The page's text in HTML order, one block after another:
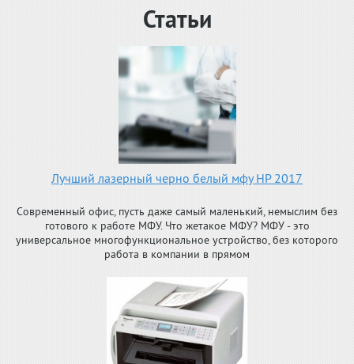
Статьи
Лучший лазерный черно белый мфу HP 2017
Современный офис, пусть даже самый маленький, немыслим без
готового к работе МФУ. Что жетакое МФУ? МФУ - это
универсальное многофункциональное устройство, без которого
работа в компании в прямом